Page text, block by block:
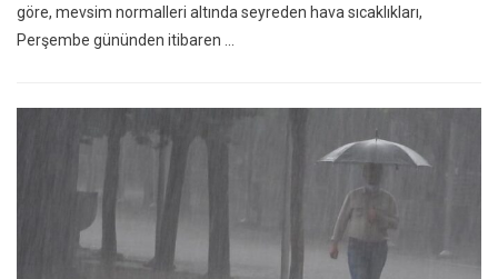
göre, mevsim normalleri altında seyreden hava sıcaklıkları,
Perşembe gününden itibaren ...